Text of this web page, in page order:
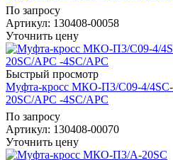
По запросу
Артикул: 130408-00058
Уточнить цену
Быстрый просмотр
Муфта-кросс МКО-П3/С09-4/4SC-
20SC/APC -4SC/APC
По запросу
Артикул: 130408-00070
Уточнить цену